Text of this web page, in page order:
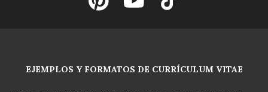
EJEMPLOS Y FORMATOS DE CURRÍCULUM VITAE